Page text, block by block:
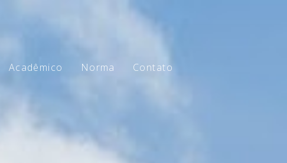
Acadêmico Norma Contato